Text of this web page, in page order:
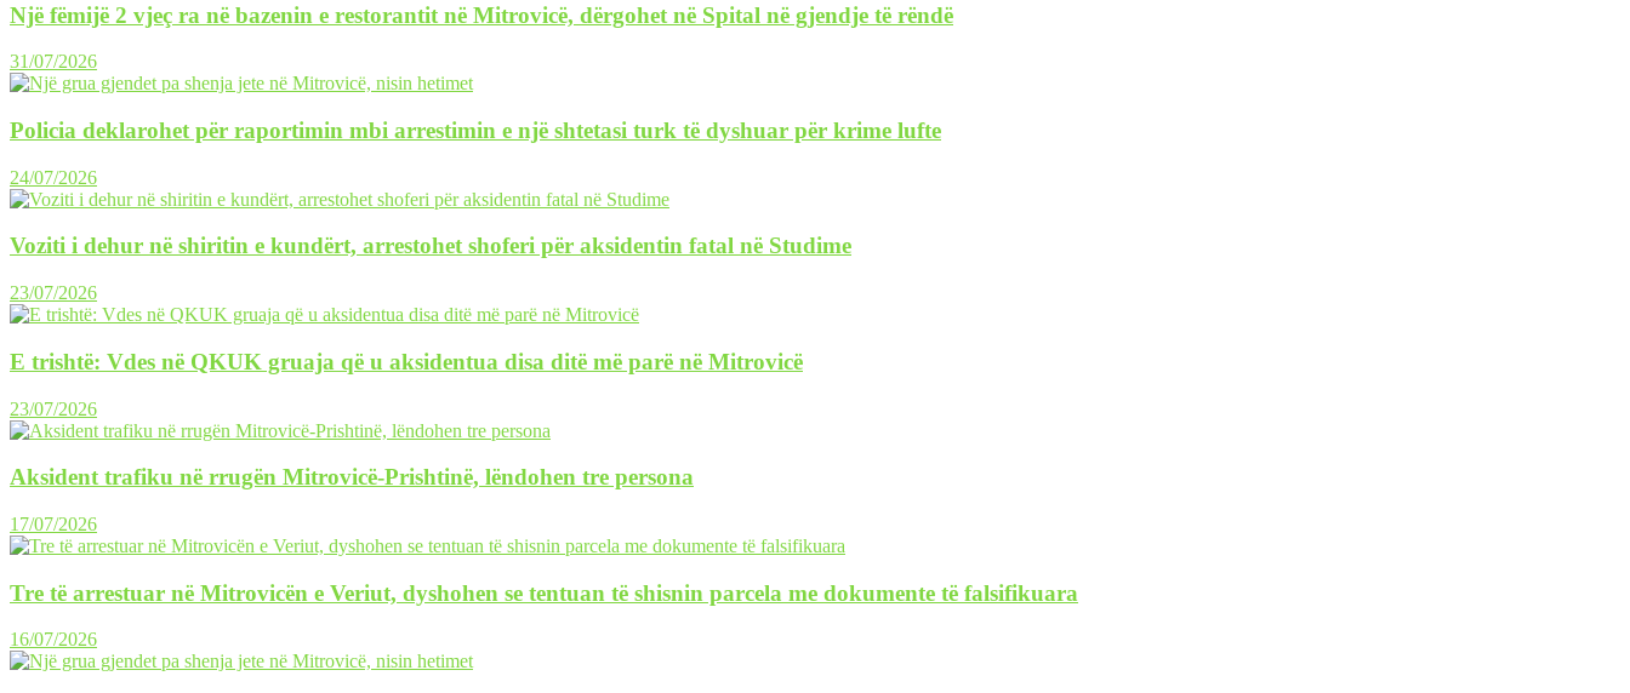
Një fëmijë 2 vjeç ra në bazenin e restorantit në Mitrovicë, dërgohet në Spital në gjendje të rëndë
31/07/2026
Policia deklarohet për raportimin mbi arrestimin e një shtetasi turk të dyshuar për krime lufte
24/07/2026
Voziti i dehur në shiritin e kundërt, arrestohet shoferi për aksidentin fatal në Studime
23/07/2026
E trishtë: Vdes në QKUK gruaja që u aksidentua disa ditë më parë në Mitrovicë
23/07/2026
Aksident trafiku në rrugën Mitrovicë-Prishtinë, lëndohen tre persona
17/07/2026
Tre të arrestuar në Mitrovicën e Veriut, dyshohen se tentuan të shisnin parcela me dokumente të falsifikuara
16/07/2026